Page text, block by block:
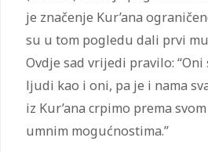
je značenje Kur’ana
su u tom pogledu dali prvi
Ovdje sad vrijedi pravilo:
ljudi kao i oni, pa je i nama
iz Kur’ana crpimo prema
umnim mogućnostima.”